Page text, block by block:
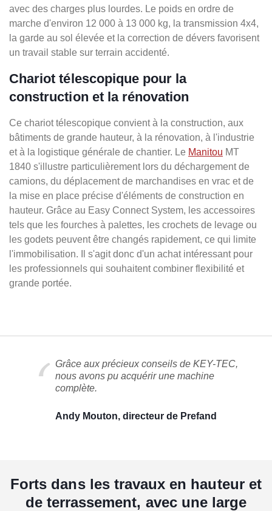
avec des charges plus lourdes. Le poids en ordre de
marche d'environ 12 000 à 13 000 kg, la transmission 4x4,
la garde au sol élevée et la correction de dévers favorisent
un travail stable sur terrain accidenté.
Chariot télescopique pour la
construction et la rénovation
Ce chariot télescopique convient à la construction, aux
bâtiments de grande hauteur, à la rénovation, à l'industrie
et à la logistique générale de chantier. Le Manitou MT
1840 s'illustre particulièrement lors du déchargement de
camions, du déplacement de marchandises en vrac et de
la mise en place précise d'éléments de construction en
hauteur. Grâce au Easy Connect System, les accessoires
tels que les fourches à palettes, les crochets de levage ou
les godets peuvent être changés rapidement, ce qui limite
l'immobilisation. Il s'agit donc d'un achat intéressant pour
les professionnels qui souhaitent combiner flexibilité et
grande portée.
Grâce aux précieux conseils de KEY-TEC,
nous avons pu acquérir une machine
complète.
Andy Mouton, directeur de Prefand
Forts dans les travaux en hauteur et
de terrassement, avec une large